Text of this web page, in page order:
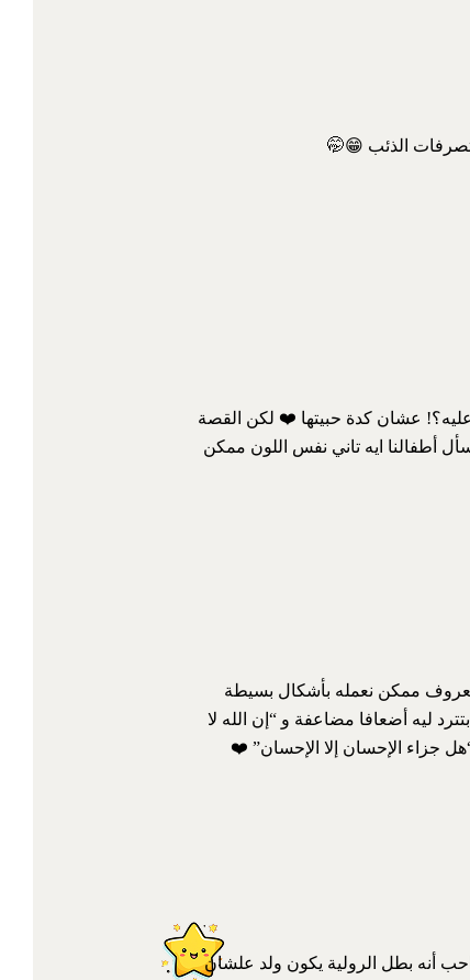
الذئب 😁🤭
عليه؟! عشان كدة حبيتها ❤️ لكن القصة
أطفالنا ايه تاني نفس اللون ممكن
من خلال القصة إن المعروف ممكن نعمله بأشكال بسيطة
بتترد ليه أضعافا مضاعفة و “إن الله لا
جزاء الإحسان إلا الإحسان” ❤️
أنه بطل الرولية يكون ولد علشان